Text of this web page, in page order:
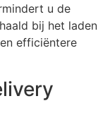
u de
bij het laden
efficiëntere